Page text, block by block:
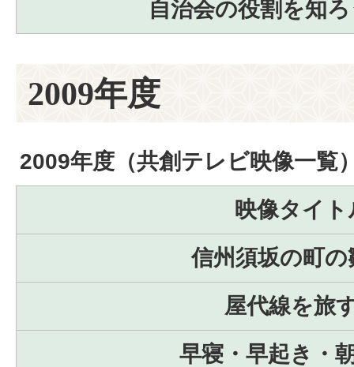
自治会の役割を知
2009年度
2009年度（共創テレビ映像一覧
映像タイト
信州須坂の町の
屋代線を旅
早寝・早起き・